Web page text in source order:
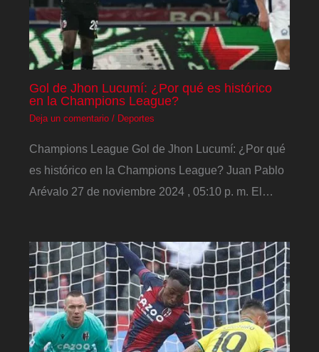
Gol de Jhon Lucumí: ¿Por qué es histórico
en la Champions League?
Deja un comentario / Deportes
Champions League Gol de Jhon Lucumí: ¿Por qué
es histórico en la Champions League? Juan Pablo
Arévalo 27 de noviembre 2024 , 05:10 p. m. El…